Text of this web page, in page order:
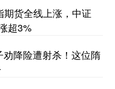
货全线上涨，中证
超3%
降险遭射杀！这位隋